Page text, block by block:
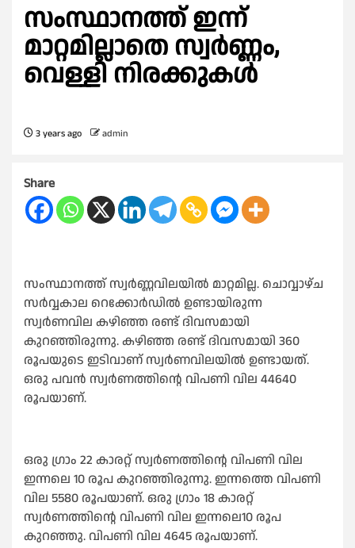
സംസ്ഥാനത്ത് ഇന്ന്
മാറ്റമില്ലാതെ സ്വർണ്ണം,
വെള്ളി നിരക്കുകൾ
3 years ago admin
Share
സംസ്ഥാനത്ത് സ്വർണ്ണവിലയിൽ മാറ്റമില്ല. ചൊവ്വാഴ്ച
സർവ്വകാല റെക്കോർഡിൽ ഉണ്ടായിരുന്ന
സ്വർണവില കഴിഞ്ഞ രണ്ട് ദിവസമായി
കുറഞ്ഞിരുന്നു. കഴിഞ്ഞ രണ്ട് ദിവസമായി 360
രൂപയുടെ ഇടിവാണ് സ്വർണവിലയിൽ ഉണ്ടായത്.
ഒരു പവൻ സ്വർണത്തിന്റെ വിപണി വില 44640
രൂപയാണ്.
ഒരു ഗ്രാം 22 കാരറ്റ് സ്വർണത്തിന്റെ വിപണി വില
ഇന്നലെ 10 രൂപ കുറഞ്ഞിരുന്നു. ഇന്നത്തെ വിപണി
വില 5580 രൂപയാണ്. ഒരു ഗ്രാം 18 കാരറ്റ്
സ്വർണത്തിന്റെ വിപണി വില ഇന്നലെ10 രൂപ
കുറഞ്ഞു. വിപണി വില 4645 രൂപയാണ്.